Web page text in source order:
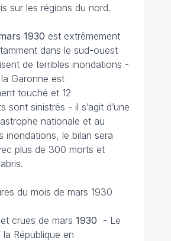
sur les régions du nord.
1930 est extrêmement
dans le sud-ouest
de terribles inondations -
Garonne est
touché et 12
sont sinistrés - il s’agit d’une
nationale et au
inondations, le bilan sera
plus de 300 morts et
du mois de mars 1930
crues de mars 1930 - Le
République en